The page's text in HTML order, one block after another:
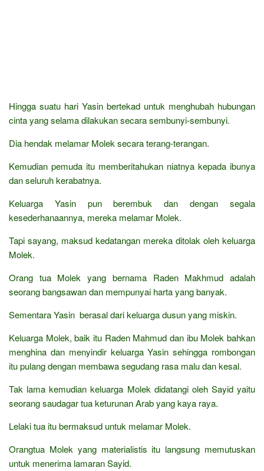
Hingga suatu hari Yasin bertekad untuk menghubah hubungan
cinta yang selama dilakukan secara sembunyi-sembunyi.
Dia hendak melamar Molek secara terang-terangan.
Kemudian pemuda itu memberitahukan niatnya kepada ibunya
dan seluruh kerabatnya.
Keluarga Yasin pun berembuk dan dengan segala
kesederhanaannya, mereka melamar Molek.
Tapi sayang, maksud kedatangan mereka ditolak oleh keluarga
Molek.
Orang tua Molek yang bernama Raden Makhmud adalah
seorang bangsawan dan mempunyai harta yang banyak.
Sementara Yasin berasal dari keluarga dusun yang miskin.
Keluarga Molek, baik itu Raden Mahmud dan ibu Molek bahkan
menghina dan menyindir keluarga Yasin sehingga rombongan
itu pulang dengan membawa segudang rasa malu dan kesal.
Tak lama kemudian keluarga Molek didatangi oleh Sayid yaitu
seorang saudagar tua keturunan Arab yang kaya raya.
Lelaki tua itu bermaksud untuk melamar Molek.
Orangtua Molek yang materialistis itu langsung memutuskan
untuk menerima lamaran Sayid.